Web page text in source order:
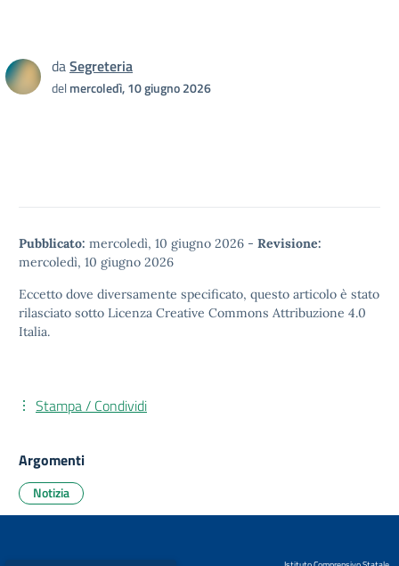
daSegreteria
delmercoledì, 10 giugno 2026
Pubblicato: mercoledì, 10 giugno 2026 - Revisione:
mercoledì, 10 giugno 2026
Eccetto dove diversamente specificato, questo articolo è stato
rilasciato sotto Licenza Creative Commons Attribuzione 4.0
Italia.
Stampa / Condividi
Argomenti
Notizia